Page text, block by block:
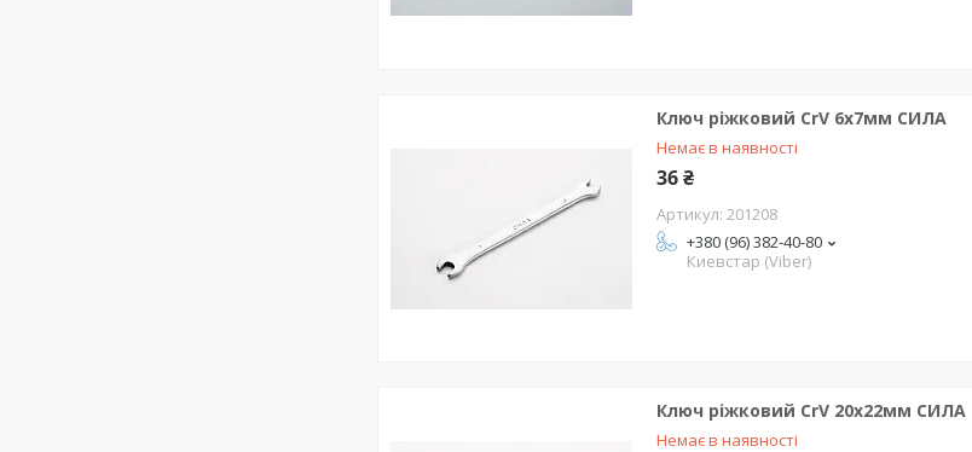
Ключ ріжковий CrV 6x7мм СИЛА
Немає в наявності
36 ₴
201208
+380 (96) 382-40-80
Киевстар (Viber)
Ключ ріжковий CrV 20x22мм СИЛА
Немає в наявності